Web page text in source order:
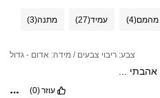
מהמם(4) עמיד(27) מתנה(3)
צבע: ריבוי צבעים / מידה: אדום - גדול
אהבתי
עוזר(0)